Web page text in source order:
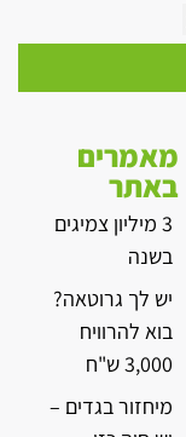
מאמרים
באתר
3 מיליון צמיגים
בשנה
יש לך גרוטאה?
בוא להרוויח
3,000 ש"ח
מיחזור בגדים –